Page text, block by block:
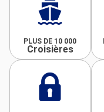
PLUS DE 10 000
Croisières